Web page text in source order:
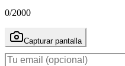
0/2000
Capturar pantalla